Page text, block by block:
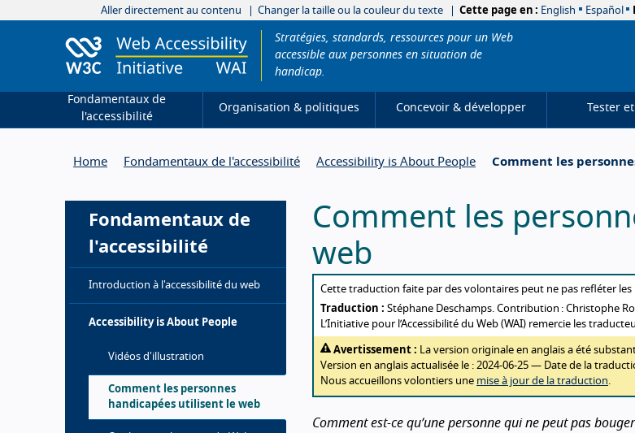
Aller directement au contenu Changer la taille ou la couleur du texte Cette page en : English Español
Stratégies, standards, ressources pour un Web
accessible aux personnes en situation de
handicap.
Fondamentaux de
l'accessibilité
Organisation & politiques Concevoir & développer Tester
Home Fondamentaux de l'accessibilité Accessibility is About People Comment les
Fondamentaux de
l'accessibilité
Introduction à l'accessibilité du web
Accessibility is About People
Vidéos d'illustration
Comment les personnes
handicapées utilisent le web
Comment les
web
About this translation
Cette traduction faite par des volontaires peut ne pas refléter
Traduction : Stéphane Deschamps. Contribution : Christophe
L’Initiative pour l’Accessibilité du Web (WAI) remercie les
Avertissement : La version originale en anglais a été
Version en anglais actualisée le : 2024-06-25 — Date de la
Nous accueillons volontiers une mise à jour de la traduction.
Introduction
Comment est-ce qu’une personne qui ne peut pas